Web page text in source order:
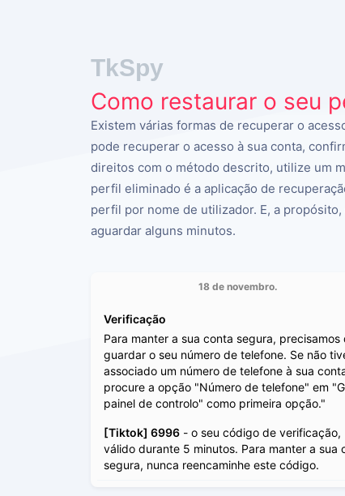
TkSpy
Como restaurar o seu
Existem várias formas de recuperar o
pode recuperar o acesso à sua conta,
direitos com o método descrito, utilize um
perfil eliminado é a aplicação de
perfil por nome de utilizador. E, a
aguardar alguns minutos.
18 de novembro.
Verificação
Para manter a sua conta segura, precisamos
guardar o seu número de telefone. Se não
associado um número de telefone à sua
procure a opção "Número de telefone" em
painel de controlo" como primeira opção."
[Tiktok] 6996 - o seu código de verificação,
válido durante 5 minutos. Para manter a sua
segura, nunca reencaminhe este código.